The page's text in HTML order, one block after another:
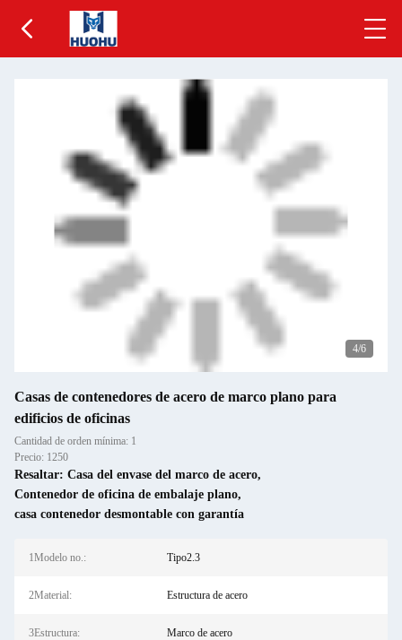
5/6
Casas de contenedores de acero de marco plano para
edificios de oficinas
Cantidad de orden mínima: 1
Precio: 1250
Resaltar: Casa del envase del marco de acero,
Contenedor de oficina de embalaje plano,
casa contenedor desmontable con garantía
1Modelo no.: Tipo2.3
2Material: Estructura de acero
3Estructura: Marco de acero